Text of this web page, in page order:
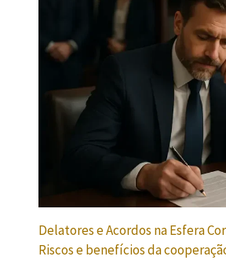
Delatores e Acordos na Esfera
Riscos e benefícios da